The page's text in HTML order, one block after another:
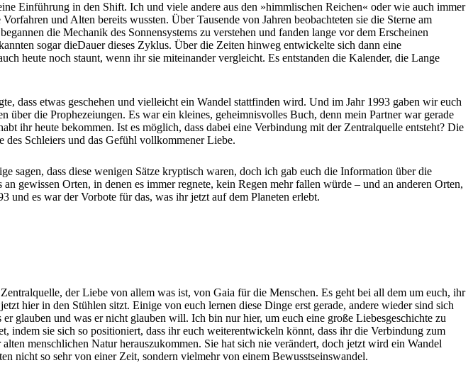
Einführung in den Shift. Ich und viele andere aus den »himmlischen Reichen« oder wie auch immer
und Alten bereits wussten. Über Tausende von Jahren beobachteten sie die Sterne am
die Mechanik des Sonnensystems zu verstehen und fanden lange vor dem Erscheinen
sogar dieDauer dieses Zyklus. Über die Zeiten hinweg entwickelte sich dann eine
heute noch staunt, wenn ihr sie miteinander vergleicht. Es entstanden die Kalender, die Lange
dass etwas geschehen und vielleicht ein Wandel stattfinden wird. Und im Jahr 1993 gaben wir euch
die Prophezeiungen. Es war ein kleines, geheimnisvolles Buch, denn mein Partner war gerade
ihr heute bekommen. Ist es möglich, dass dabei eine Verbindung mit der Zentralquelle entsteht? Die
Schleiers und das Gefühl vollkommener Liebe.
sagen, dass diese wenigen Sätze kryptisch waren, doch ich gab euch die Information über die
gewissen Orten, in denen es immer regnete, kein Regen mehr fallen würde – und an anderen Orten,
es war der Vorbote für das, was ihr jetzt auf dem Planeten erlebt.
der Liebe von allem was ist, von Gaia für die Menschen. Es geht bei all dem um euch, ihr
hier in den Stühlen sitzt. Einige von euch lernen diese Dinge erst gerade, andere wieder sind sich
glauben und was er nicht glauben will. Ich bin nur hier, um euch eine große Liebesgeschichte zu
indem sie sich so positioniert, dass ihr euch weiterentwickeln könnt, dass ihr die Verbindung zum
menschlichen Natur herauszukommen. Sie hat sich nie verändert, doch jetzt wird ein Wandel
nicht so sehr von einer Zeit, sondern vielmehr von einem Bewusstseinswandel.